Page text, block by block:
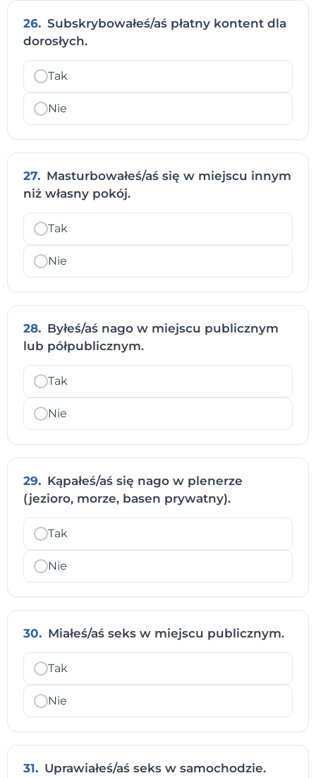
26. Subskrybowałeś/aś płatny kontent dla
dorosłych.
Tak
Nie
27. Masturbowałeś/aś się w miejscu innym
niż własny pokój.
Tak
Nie
28. Byłeś/aś nago w miejscu publicznym
lub półpublicznym.
Tak
Nie
29. Kąpałeś/aś się nago w plenerze
(jezioro, morze, basen prywatny).
Tak
Nie
30. Miałeś/aś seks w miejscu publicznym.
Tak
Nie
31. Uprawiałeś/aś seks w samochodzie.